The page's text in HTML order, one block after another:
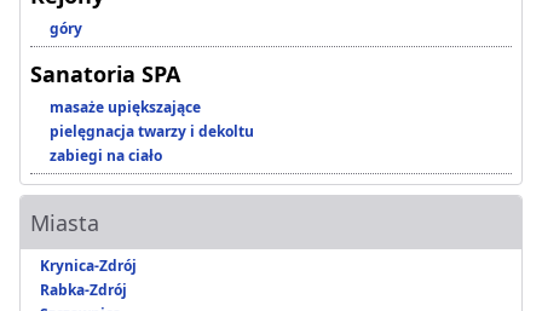
góry
Sanatoria SPA
masaże upiększające
pielęgnacja twarzy i dekoltu
zabiegi na ciało
Miasta
Krynica-Zdrój
Rabka-Zdrój